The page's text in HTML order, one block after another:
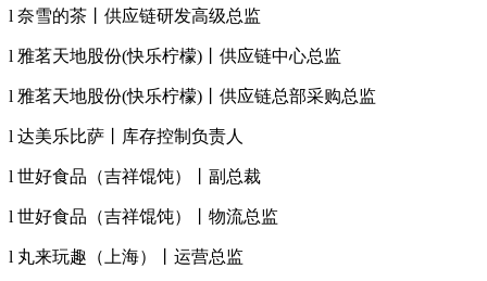
l 奈雪的茶丨供应链研发高级总监
l 雅茗天地股份(快乐柠檬)丨供应链中心总监
l 雅茗天地股份(快乐柠檬)丨供应链总部采购总监
l 达美乐比萨丨库存控制负责人
l 世好食品（吉祥馄饨）丨副总裁
l 世好食品（吉祥馄饨）丨物流总监
l 丸来玩趣（上海）丨运营总监